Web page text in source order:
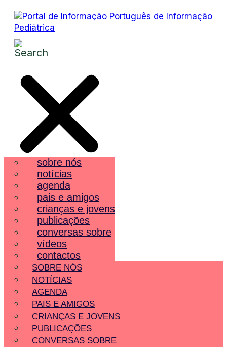
sobre nós
notícias
agenda
pais e amigos
crianças e jovens
publicações
conversas sobre
vídeos
contactos
SOBRE NÓS
NOTÍCIAS
AGENDA
PAIS E AMIGOS
CRIANÇAS E JOVENS
PUBLICAÇÕES
CONVERSAS SOBRE